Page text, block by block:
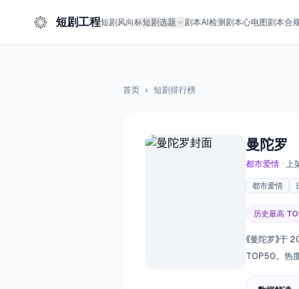
短剧工程短剧风向标短剧选题 剧本AI检测 剧本心电图 剧本合
首页 › 短剧排行榜
曼陀罗
都市爱情 ·
都市爱情
历史最高
《曼陀罗》于
TOP50。热